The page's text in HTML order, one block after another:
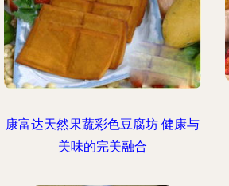
康富达天然果蔬彩色豆腐坊 健康与
美味的完美融合